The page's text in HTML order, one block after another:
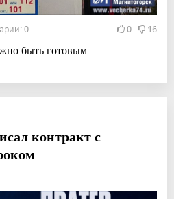
0 0 16
быть готовым
контракт с